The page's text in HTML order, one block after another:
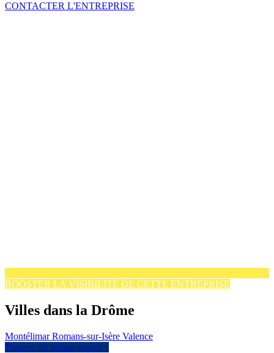
CONTACTER L'ENTREPRISE
BOOSTER LA VISIBILITÉ DE CETTE ENTREPRISE
Villes dans la Drôme
MontélimarRomans-sur-Isère Valence
Trouver un artisan expert ↑